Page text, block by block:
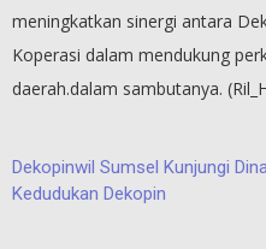
meningkatkan sinergi antara
Koperasi dalam mendukung
daerah.dalam sambutanya.
Dekopinwil Sumsel Kunjungi
Kedudukan Dekopin